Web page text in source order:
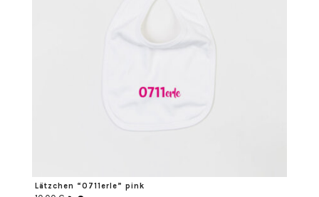
Lätzchen “0711erle” pink